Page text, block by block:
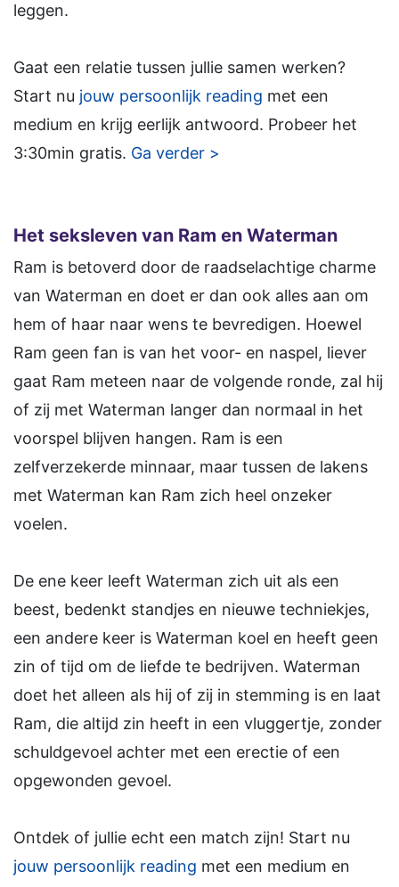
leggen.
Gaat een relatie tussen jullie samen werken?
Start nu jouw persoonlijk reading met een
medium en krijg eerlijk antwoord. Probeer het
3:30min gratis. Ga verder >
Het seksleven van Ram en Waterman
Ram is betoverd door de raadselachtige charme
van Waterman en doet er dan ook alles aan om
hem of haar naar wens te bevredigen. Hoewel
Ram geen fan is van het voor- en naspel, liever
gaat Ram meteen naar de volgende ronde, zal hij
of zij met Waterman langer dan normaal in het
voorspel blijven hangen. Ram is een
zelfverzekerde minnaar, maar tussen de lakens
met Waterman kan Ram zich heel onzeker
voelen.
De ene keer leeft Waterman zich uit als een
beest, bedenkt standjes en nieuwe techniekjes,
een andere keer is Waterman koel en heeft geen
zin of tijd om de liefde te bedrijven. Waterman
doet het alleen als hij of zij in stemming is en laat
Ram, die altijd zin heeft in een vluggertje, zonder
schuldgevoel achter met een erectie of een
opgewonden gevoel.
Ontdek of jullie echt een match zijn! Start nu
jouw persoonlijk reading met een medium en